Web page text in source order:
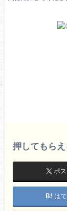
押してもらえ
ポス
は